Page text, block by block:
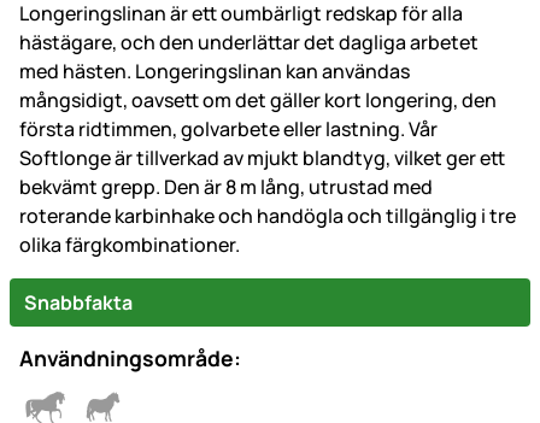
Longeringslinan är ett oumbärligt redskap för alla
hästägare, och den underlättar det dagliga arbetet
med hästen. Longeringslinan kan användas
mångsidigt, oavsett om det gäller kort longering, den
första ridtimmen, golvarbete eller lastning. Vår
Softlonge är tillverkad av mjukt blandtyg, vilket ger ett
bekvämt grepp. Den är 8 m lång, utrustad med
roterande karbinhake och handögla och tillgänglig i tre
olika färgkombinationer.
Snabbfakta
Användningsområde: